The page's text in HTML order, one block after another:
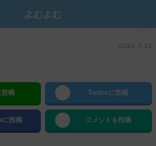
2020.7.23
投稿 Twitterに投稿
に投稿 コメントを投稿